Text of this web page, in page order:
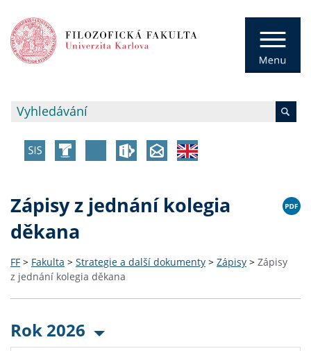
Zápisy z jednání kolegia
děkana
FF > Fakulta > Strategie a další dokumenty > Zápisy > Zápisy
z jednání kolegia děkana
Rok 2026